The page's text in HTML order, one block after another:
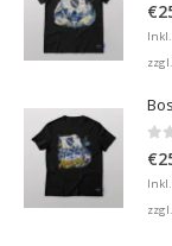
€
zzgl.
0
€
zzgl.